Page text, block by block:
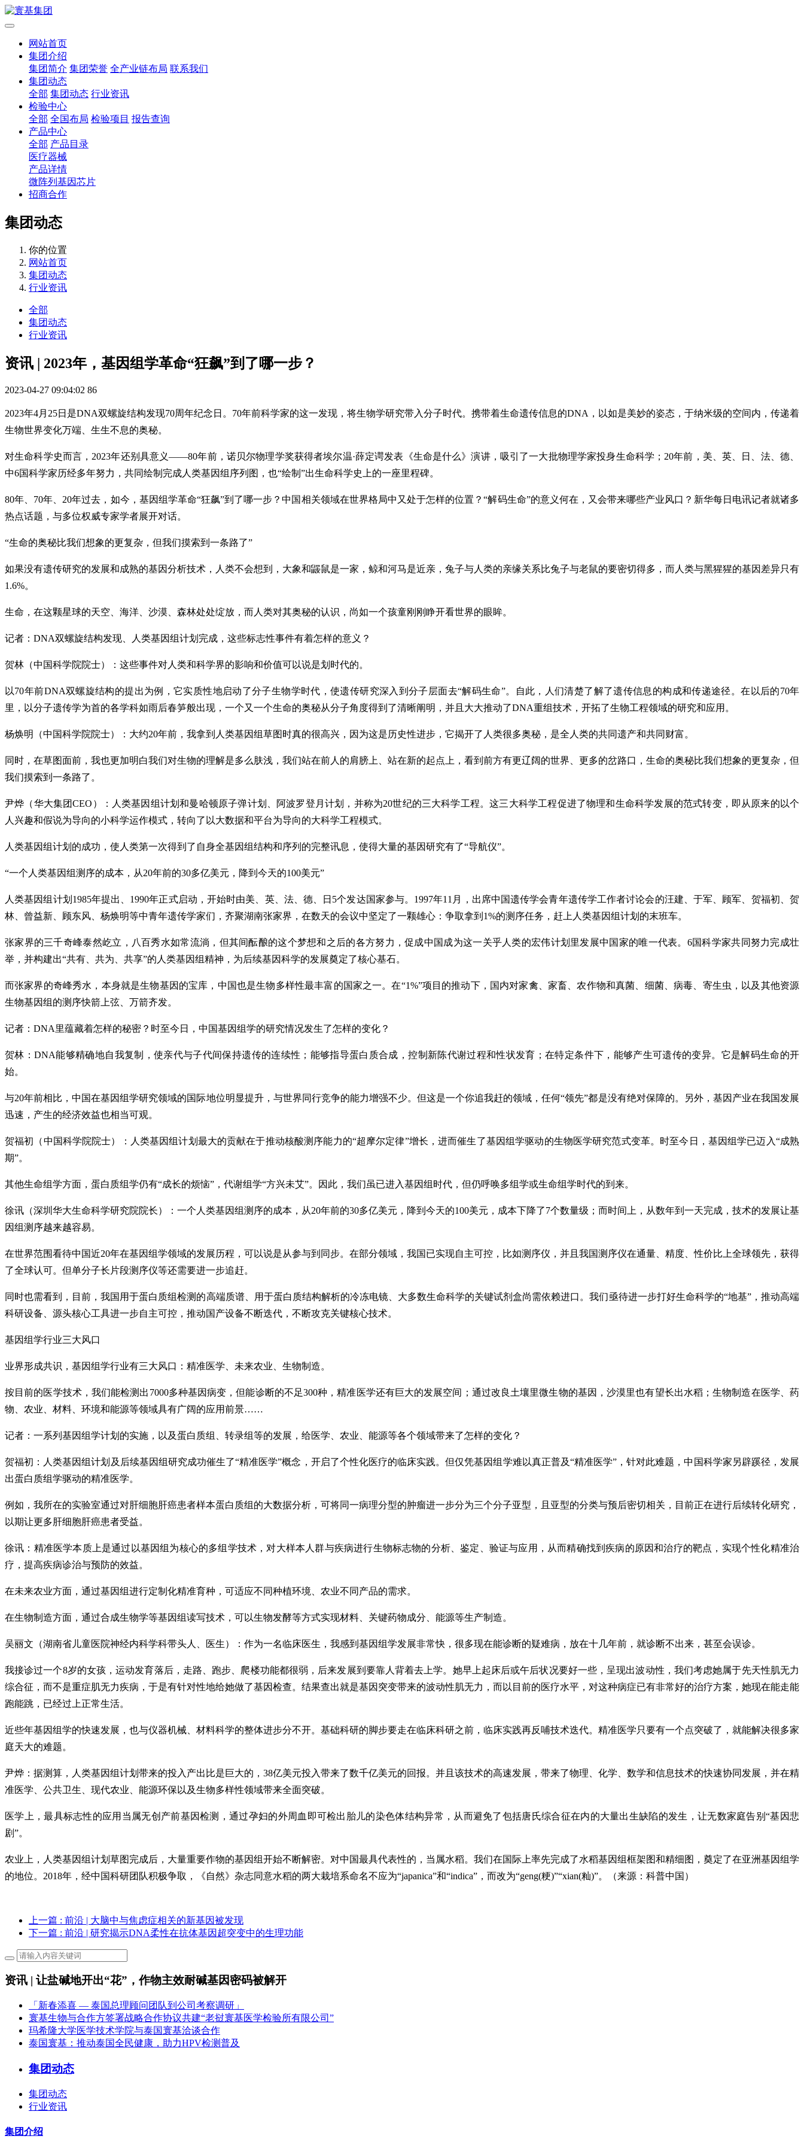
网站首页
集团介绍
集团简介 集团荣誉 全产业链布局 联系我们
集团动态
全部 集团动态 行业资讯
检验中心
全部 全国布局 检验项目 报告查询
产品中心
全部 产品目录
医疗器械
产品详情
微阵列基因芯片
招商合作
集团动态
你的位置
网站首页
集团动态
行业资讯
全部
集团动态
行业资讯
资讯 | 2023年，基因组学革命“狂飙”到了哪一步？
2023-04-27 09:04:02 86
2023年4月25日是DNA双螺旋结构发现70周年纪念日。70年前科学家的这一发现，将生物学研究带入分子时代。携带着生命遗传信息的DNA，以如是美妙的姿态，于纳米级的空间内，传递着
生物世界变化万端、生生不息的奥秘。
对生命科学史而言，2023年还别具意义——80年前，诺贝尔物理学奖获得者埃尔温·薛定谔发表《生命是什么》演讲，吸引了一大批物理学家投身生命科学；20年前，美、英、日、法、德、
中6国科学家历经多年努力，共同绘制完成人类基因组序列图，也“绘制”出生命科学史上的一座里程碑。
80年、70年、20年过去，如今，基因组学革命“狂飙”到了哪一步？中国相关领域在世界格局中又处于怎样的位置？“解码生命”的意义何在，又会带来哪些产业风口？新华每日电讯记者就诸多
热点话题，与多位权威专家学者展开对话。
“生命的奥秘比我们想象的更复杂，但我们摸索到一条路了”
如果没有遗传研究的发展和成熟的基因分析技术，人类不会想到，大象和鼹鼠是一家，鲸和河马是近亲，兔子与人类的亲缘关系比兔子与老鼠的要密切得多，而人类与黑猩猩的基因差异只有
1.6%。
生命，在这颗星球的天空、海洋、沙漠、森林处处绽放，而人类对其奥秘的认识，尚如一个孩童刚刚睁开看世界的眼眸。
记者：DNA双螺旋结构发现、人类基因组计划完成，这些标志性事件有着怎样的意义？
贺林（中国科学院院士）：这些事件对人类和科学界的影响和价值可以说是划时代的。
以70年前DNA双螺旋结构的提出为例，它实质性地启动了分子生物学时代，使遗传研究深入到分子层面去“解码生命”。自此，人们清楚了解了遗传信息的构成和传递途径。在以后的70年
里，以分子遗传学为首的各学科如雨后春笋般出现，一个又一个生命的奥秘从分子角度得到了清晰阐明，并且大大推动了DNA重组技术，开拓了生物工程领域的研究和应用。
杨焕明（中国科学院院士）：大约20年前，我拿到人类基因组草图时真的很高兴，因为这是历史性进步，它揭开了人类很多奥秘，是全人类的共同遗产和共同财富。
同时，在草图面前，我也更加明白我们对生物的理解是多么肤浅，我们站在前人的肩膀上、站在新的起点上，看到前方有更辽阔的世界、更多的岔路口，生命的奥秘比我们想象的更复杂，但
我们摸索到一条路了。
尹烨（华大集团CEO）：人类基因组计划和曼哈顿原子弹计划、阿波罗登月计划，并称为20世纪的三大科学工程。这三大科学工程促进了物理和生命科学发展的范式转变，即从原来的以个
人兴趣和假说为导向的小科学运作模式，转向了以大数据和平台为导向的大科学工程模式。
人类基因组计划的成功，使人类第一次得到了自身全基因组结构和序列的完整讯息，使得大量的基因研究有了“导航仪”。
“一个人类基因组测序的成本，从20年前的30多亿美元，降到今天的100美元”
人类基因组计划1985年提出、1990年正式启动，开始时由美、英、法、德、日5个发达国家参与。1997年11月，出席中国遗传学会青年遗传学工作者讨论会的汪建、于军、顾军、贺福初、贺
林、曾益新、顾东风、杨焕明等中青年遗传学家们，齐聚湖南张家界，在数天的会议中坚定了一颗雄心：争取拿到1%的测序任务，赶上人类基因组计划的末班车。
张家界的三千奇峰泰然屹立，八百秀水如常流淌，但其间酝酿的这个梦想和之后的各方努力，促成中国成为这一关乎人类的宏伟计划里发展中国家的唯一代表。6国科学家共同努力完成壮
举，并构建出“共有、共为、共享”的人类基因组精神，为后续基因科学的发展奠定了核心基石。
而张家界的奇峰秀水，本身就是生物基因的宝库，中国也是生物多样性最丰富的国家之一。在“1%”项目的推动下，国内对家禽、家畜、农作物和真菌、细菌、病毒、寄生虫，以及其他资源
生物基因组的测序快箭上弦、万箭齐发。
记者：DNA里蕴藏着怎样的秘密？时至今日，中国基因组学的研究情况发生了怎样的变化？
贺林：DNA能够精确地自我复制，使亲代与子代间保持遗传的连续性；能够指导蛋白质合成，控制新陈代谢过程和性状发育；在特定条件下，能够产生可遗传的变异。它是解码生命的开
始。
与20年前相比，中国在基因组学研究领域的国际地位明显提升，与世界同行竞争的能力增强不少。但这是一个你追我赶的领域，任何“领先”都是没有绝对保障的。另外，基因产业在我国发展
迅速，产生的经济效益也相当可观。
贺福初（中国科学院院士）：人类基因组计划最大的贡献在于推动核酸测序能力的“超摩尔定律”增长，进而催生了基因组学驱动的生物医学研究范式变革。时至今日，基因组学已迈入“成熟
期”。
其他生命组学方面，蛋白质组学仍有“成长的烦恼”，代谢组学“方兴未艾”。因此，我们虽已进入基因组时代，但仍呼唤多组学或生命组学时代的到来。
徐讯（深圳华大生命科学研究院院长）：一个人类基因组测序的成本，从20年前的30多亿美元，降到今天的100美元，成本下降了7个数量级；而时间上，从数年到一天完成，技术的发展让基
因组测序越来越容易。
在世界范围看待中国近20年在基因组学领域的发展历程，可以说是从参与到同步。在部分领域，我国已实现自主可控，比如测序仪，并且我国测序仪在通量、精度、性价比上全球领先，获得
了全球认可。但单分子长片段测序仪等还需要进一步追赶。
同时也需看到，目前，我国用于蛋白质组检测的高端质谱、用于蛋白质结构解析的冷冻电镜、大多数生命科学的关键试剂盒尚需依赖进口。我们亟待进一步打好生命科学的“地基”，推动高端
科研设备、源头核心工具进一步自主可控，推动国产设备不断迭代，不断攻克关键核心技术。
基因组学行业三大风口
业界形成共识，基因组学行业有三大风口：精准医学、未来农业、生物制造。
按目前的医学技术，我们能检测出7000多种基因病变，但能诊断的不足300种，精准医学还有巨大的发展空间；通过改良土壤里微生物的基因，沙漠里也有望长出水稻；生物制造在医学、药
物、农业、材料、环境和能源等领域具有广阔的应用前景……
记者：一系列基因组学计划的实施，以及蛋白质组、转录组等的发展，给医学、农业、能源等各个领域带来了怎样的变化？
贺福初：人类基因组计划及后续基因组研究成功催生了“精准医学”概念，开启了个性化医疗的临床实践。但仅凭基因组学难以真正普及“精准医学”，针对此难题，中国科学家另辟蹊径，发展
出蛋白质组学驱动的精准医学。
例如，我所在的实验室通过对肝细胞肝癌患者样本蛋白质组的大数据分析，可将同一病理分型的肿瘤进一步分为三个分子亚型，且亚型的分类与预后密切相关，目前正在进行后续转化研究，
以期让更多肝细胞肝癌患者受益。
徐讯：精准医学本质上是通过以基因组为核心的多组学技术，对大样本人群与疾病进行生物标志物的分析、鉴定、验证与应用，从而精确找到疾病的原因和治疗的靶点，实现个性化精准治
疗，提高疾病诊治与预防的效益。
在未来农业方面，通过基因组进行定制化精准育种，可适应不同种植环境、农业不同产品的需求。
在生物制造方面，通过合成生物学等基因组读写技术，可以生物发酵等方式实现材料、关键药物成分、能源等生产制造。
吴丽文（湖南省儿童医院神经内科学科带头人、医生）：作为一名临床医生，我感到基因组学发展非常快，很多现在能诊断的疑难病，放在十几年前，就诊断不出来，甚至会误诊。
我接诊过一个8岁的女孩，运动发育落后，走路、跑步、爬楼功能都很弱，后来发展到要靠人背着去上学。她早上起床后或午后状况要好一些，呈现出波动性，我们考虑她属于先天性肌无力
综合征，而不是重症肌无力疾病，于是有针对性地给她做了基因检查。结果查出就是基因突变带来的波动性肌无力，而以目前的医疗水平，对这种病症已有非常好的治疗方案，她现在能走能
跑能跳，已经过上正常生活。
近些年基因组学的快速发展，也与仪器机械、材料科学的整体进步分不开。基础科研的脚步要走在临床科研之前，临床实践再反哺技术迭代。精准医学只要有一个点突破了，就能解决很多家
庭天大的难题。
尹烨：据测算，人类基因组计划带来的投入产出比是巨大的，38亿美元投入带来了数千亿美元的回报。并且该技术的高速发展，带来了物理、化学、数学和信息技术的快速协同发展，并在精
准医学、公共卫生、现代农业、能源环保以及生物多样性领域带来全面突破。
医学上，最具标志性的应用当属无创产前基因检测，通过孕妇的外周血即可检出胎儿的染色体结构异常，从而避免了包括唐氏综合征在内的大量出生缺陷的发生，让无数家庭告别“基因悲
剧”。
农业上，人类基因组计划草图完成后，大量重要作物的基因组开始不断解密。对中国最具代表性的，当属水稻。我们在国际上率先完成了水稻基因组框架图和精细图，奠定了在亚洲基因组学
的地位。2018年，经中国科研团队积极争取，《自然》杂志同意水稻的两大栽培系命名不应为“japanica”和“indica”，而改为“geng(粳)”“xian(籼)”。（来源：科普中国）
上一篇 : 前沿 | 大脑中与焦虑症相关的新基因被发现
下一篇 : 前沿 | 研究揭示DNA柔性在抗体基因超突变中的生理功能
资讯 | 让盐碱地开出“花”，作物主效耐碱基因密码被解开
「新春添喜 — 泰国总理顾问团队到公司考察调研」
寰基生物与合作方签署战略合作协议共建“老挝寰基医学检验所有限公司”
玛希隆大学医学技术学院与泰国寰基洽谈合作
泰国寰基：推动泰国全民健康，助力HPV检测普及
集团动态
集团动态
行业资讯
集团介绍